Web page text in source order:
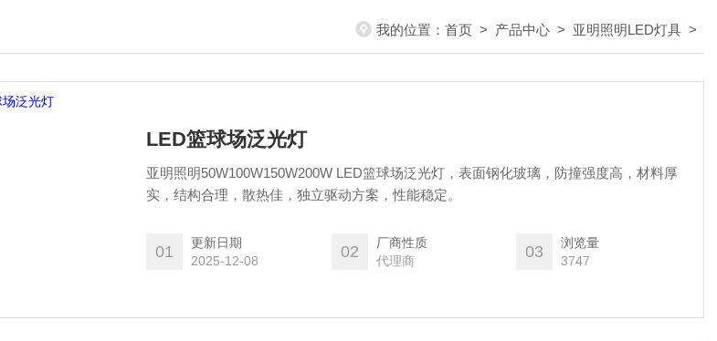
我的位置： 首页 > 产品中心 > 亚明照明LED灯具 >
LED篮球场泛光灯
亚明照明50W100W150W200W LED篮球场泛光灯，表面钢化玻璃，防撞强度高，材料厚
实，结构合理，散热佳，独立驱动方案，性能稳定。
01
更新日期
2025-12-08
02
厂商性质
代理商
03
浏览量
3747